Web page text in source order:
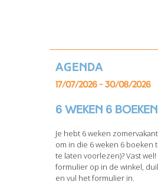
Agenda
17/07/2026 - 30/08/2026
6 weken 6 boeken
Je hebt 6 weken
om in die 6 weken 6 boeken
te laten voorlezen)? Vast
formulier op in de winkel,
en vul het formulier in.